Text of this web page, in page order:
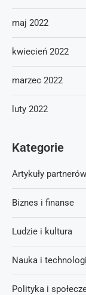
maj 2022
kwiecień 2022
marzec 2022
luty 2022
Kategorie
Artykuły partnerów
Biznes i finanse
Ludzie i kultura
Nauka i
Polityka i